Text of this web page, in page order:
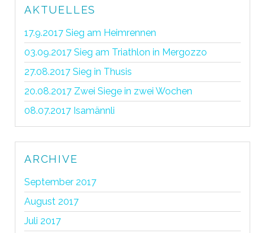
AKTUELLES
17.9.2017 Sieg am Heimrennen
03.09.2017 Sieg am Triathlon in Mergozzo
27.08.2017 Sieg in Thusis
20.08.2017 Zwei Siege in zwei Wochen
08.07.2017 Isamännli
ARCHIVE
September 2017
August 2017
Juli 2017